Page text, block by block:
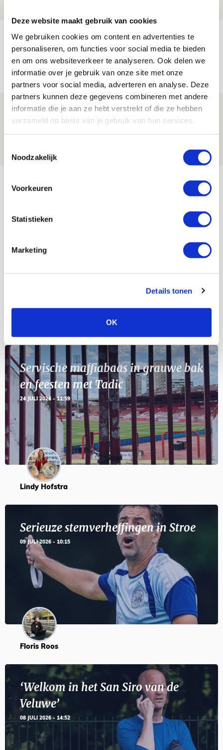
Deze website maakt gebruik van cookies
We gebruiken cookies om content en advertenties te
personaliseren, om functies voor social media te bieden
en om ons websiteverkeer te analyseren. Ook delen we
informatie over je gebruik van onze site met onze
partners voor social media, adverteren en analyse. Deze
partners kunnen deze gegevens combineren met andere
informatie die je aan ze hebt verstrekt of die ze hebben
verzameld op basis van je gebruik van hun services.
Noodzakelijk
Voorkeuren
Statistieken
Marketing
Details tonen
OK
Míchels elf: met welke formatie begin
jij aan nieuw eredivisieseizoen?
Spelen bij Jong Ajax of Ajax 1? Dat
maakt Abdalla ‘geen reet’ uit
Selectiedag ballenjongens/-meiden
Geef Mij Maar Amsterdam
Servische maffiabaas in grauwe bak
en feesten met Tadic
24 JULI 2026 - 11:59
Lindy Hofstra
Serieuze stemverheffingen in Stroe
09 JULI 2026 - 10:15
Floris Roos
‘Welkom in het San Siro van de
Veluwe’
08 JULI 2026 - 14:52